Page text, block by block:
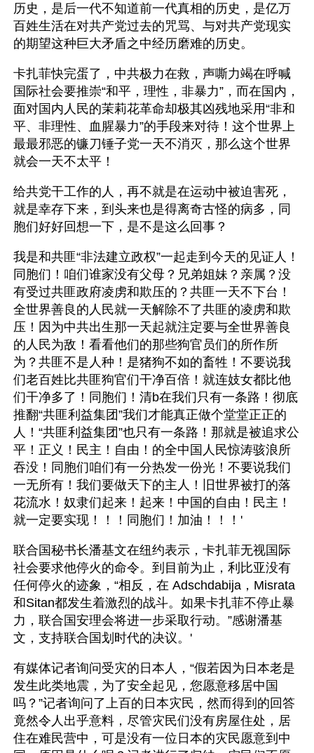
历史，是后一代不知道前一代真相的历史，是亿万
百姓生活在对共产党过去的咒骂、与对共产党现实
的期望这种巨大矛盾之中经历磨难的历史。
卡扎菲快完蛋了，中共极力在救，声嘶力竭在呼喊
国际社会要推崇“和平，理性，非暴力”，而在国内，
面对国内人民的茉莉花革命却极其凶残地采用“非和
平、非理性、血腥暴力”的手段来对待！这个世界上
最最邪恶的镰刀锤子党一天不消灭，那么这个世界
就会一天不太平！
给共党干工作的人，再不就是在运动中被迫害死，
就是幸存下来，到头来也是得离奇古怪的病多，同
胞们好好回想一下，是不是这么回事？
我是和共匪“非法建立政权”一起走到今天的见证人！
同胞们！咱们谁家没有父母？兄弟姐妹？亲属？没
有受过共匪政府凌虏和欺压的？共匪一天不下台！
全世界善良的人民就一天解除不了共匪的凌虏和欺
压！因为中共出生那一天起就注定要与全世界善良
的人民为敌！看看他们的那些狗官员们的所作所
为？共匪不是人种！是猪狗不如的畜牲！不要说我
们老百姓比共匪狗官们干净百倍！就连妓女都比他
们干净多了！同胞们！清b在我们只有一条路！彻底
推翻“共匪利益集团”我们才能真正做个堂堂正正的
人！“共匪利益集团”也只有一条路！那就是被追求公
平！正义！民主！自由！的全中国人民惊涛骇浪所
吞没！同胞们咱们有一分热发一份光！不要说我们
一无所有！我们要做天下的主人！旧世界被打的落
花流水！奴隶们起来！起来！中国的自由！民主！
就一定要实现！！！同胞们！加油！！！'
联合国秘书长潘基文在纽约表示，卡扎菲无视国际
社会要求他停火的命令。到目前为止，利比亚没有
任何停火的迹象，“相反，在 Adschdabija，Misrata
和Sitan都发生着激烈的战斗。如果卡扎菲不停止暴
力，联合国安理会将进一步采取行动。”感谢潘基
文，支持联合国划时代的决议。'
有媒体记者询问受灾的日本人，“假若因为日本老是
发生此类地震，为了安全起见，您愿意移居中国
吗？”记者询问了上百的日本灾民，然而得到的回答
竟然令人出乎意料，尽管灾民们没有房屋住处，居
住在难民营中，可是没有一位日本的灾民愿意到中